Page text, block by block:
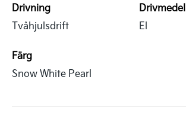
Drivning
Tvåhjulsdrift
Drivmedel
El
Färg
Snow White Pearl